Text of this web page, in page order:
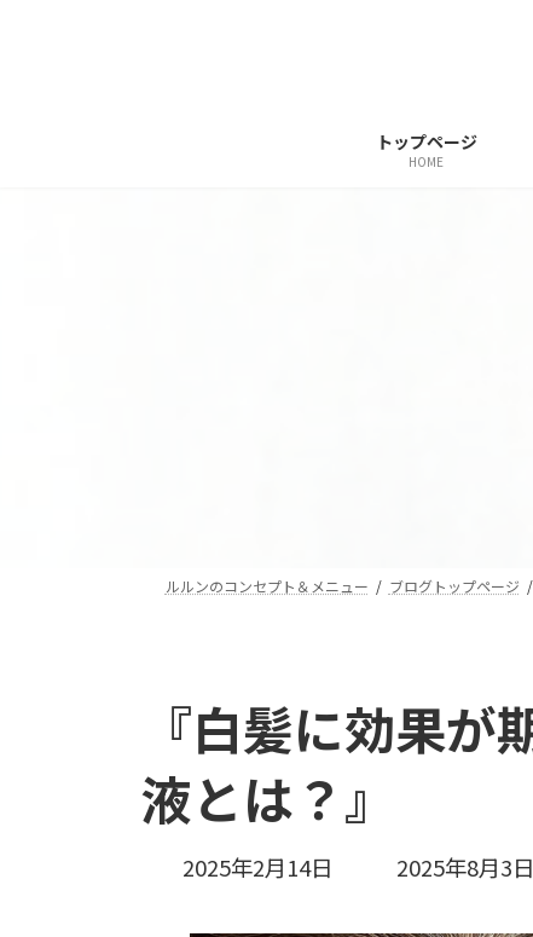
トップページ
HOME
ルルンのコンセプト＆メニュー ブログトップページ
『白髪に効果
液とは？』
2025年2月14日
最
2025年8月3日